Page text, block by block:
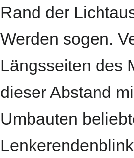
Rand der
Werden sogen.
Längsseiten des
dieser Abstand
Umbauten